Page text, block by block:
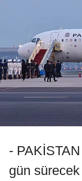
-
gün